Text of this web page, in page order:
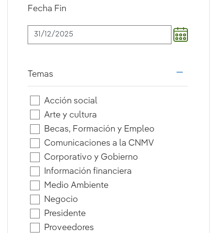
Fecha Fin
Temas
Acción social
Arte y cultura
Becas, Formación y Empleo
Comunicaciones a la CNMV
Corporativo y Gobierno
Información financiera
Medio Ambiente
Negocio
Presidente
Proveedores